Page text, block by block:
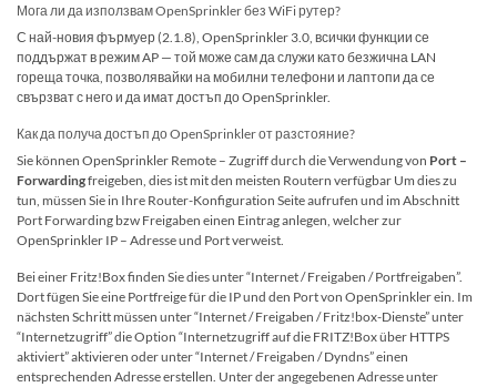
Мога ли да използвам OpenSprinkler без WiFi рутер?
С най-новия фърмуер (2.1.8), OpenSprinkler 3.0, всички функции се
поддържат в режим AP — той може сам да служи като безжична LAN
гореща точка, позволявайки на мобилни телефони и лаптопи да се
свързват с него и да имат достъп до OpenSprinkler.
Как да получа достъп до OpenSprinkler от разстояние?
Sie können OpenSprinkler Remote – Zugriff durch die Verwendung von Port –
Forwardingfreigeben, dies ist mit den meisten Routern verfügbar Um dies zu
tun, müssen Sie in Ihre Router-Konfiguration Seite aufrufen und im Abschnitt
Port Forwarding bzw Freigaben einen Eintrag anlegen, welcher zur
OpenSprinkler IP – Adresse und Port verweist.
Bei einer Fritz!Box finden Sie dies unter “Internet / Freigaben / Portfreigaben”.
Dort fügen Sie eine Portfreige für die IP und den Port von OpenSprinkler ein. Im
nächsten Schritt müssen unter “Internet / Freigaben / Fritz!box-Dienste” unter
“Internetzugriff” die Option “Internetzugriff auf die FRITZ!Box über HTTPS
aktiviert” aktivieren oder unter “Internet / Freigaben / Dyndns” einen
entsprechenden Adresse erstellen. Unter der angegebenen Adresse unter